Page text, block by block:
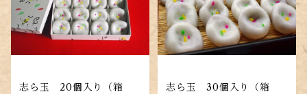
志ら玉 20個入り（箱
志ら玉 30個入り（箱